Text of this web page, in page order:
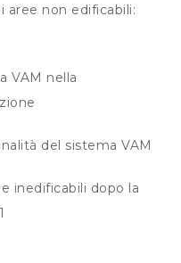
aree non edificabili:
VAM nella
del sistema VAM
inedificabili dopo la